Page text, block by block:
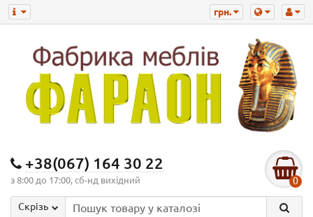
грн.
+38(067) 164 30 22
з 8:00 до 17:00, сб-нд вихідний 0
Скрізь